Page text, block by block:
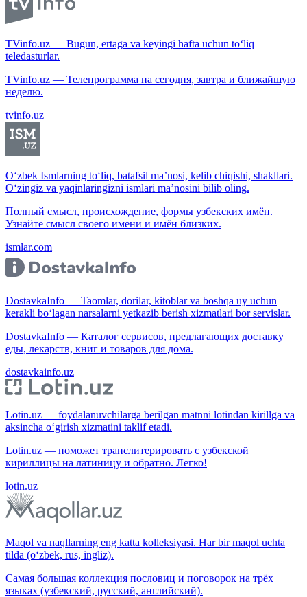
TVinfo.uz — Bugun, ertaga va keyingi hafta uchun to‘liq
teledasturlar.
TVinfo.uz — Телепрограмма на сегодня, завтра и ближайшую
неделю.
tvinfo.uz
O‘zbek Ismlarning to‘liq, batafsil ma’nosi, kelib chiqishi, shakllari.
O‘zingiz va yaqinlaringizni ismlari ma’nosini bilib oling.
Полный смысл, происхождение, формы узбекских имён.
Узнайте смысл своего имени и имён близких.
ismlar.com
DostavkaInfo — Taomlar, dorilar, kitoblar va boshqa uy uchun
kerakli bo‘lagan narsalarni yetkazib berish xizmatlari bor servislar.
DostavkaInfo — Каталог сервисов, предлагающих доставку
еды, лекарств, книг и товаров для дома.
dostavkainfo.uz
Lotin.uz — foydalanuvchilarga berilgan matnni lotindan kirillga va
aksincha o‘girish xizmatini taklif etadi.
Lotin.uz — поможет транслитерировать с узбекской
кириллицы на латиницу и обратно. Легко!
lotin.uz
Maqol va naqllarning eng katta kolleksiyasi. Har bir maqol uchta
tilda (o‘zbek, rus, ingliz).
Самая большая коллекция пословиц и поговорок на трёх
языках (узбекский, русский, английский).